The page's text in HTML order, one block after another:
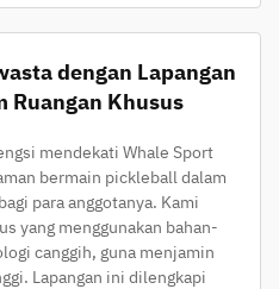
dengan Lapangan
Ruangan Khusus
mendekati Whale Sport
bermain pickleball dalam
para anggotanya. Kami
yang menggunakan bahan-
canggih, guna menjamin
Lapangan ini dilengkapi